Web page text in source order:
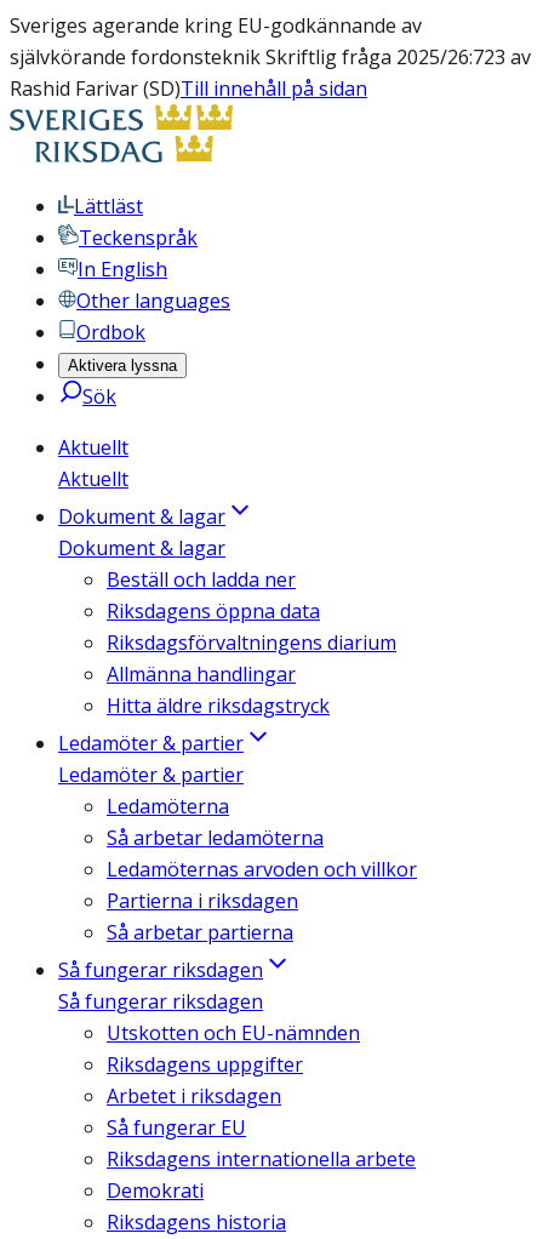
Sveriges agerande kring EU-godkännande av
självkörande fordonsteknik Skriftlig fråga 2025/26:723 av
Rashid Farivar (SD)Till innehåll på sidan
Lättläst
Teckenspråk
In English
Other languages
Ordbok
Aktivera lyssna
Sök
Aktuellt
Aktuellt
Dokument & lagar
Dokument & lagar
Beställ och ladda ner
Riksdagens öppna data
Riksdagsförvaltningens diarium
Allmänna handlingar
Hitta äldre riksdagstryck
Ledamöter & partier
Ledamöter & partier
Ledamöterna
Så arbetar ledamöterna
Ledamöternas arvoden och villkor
Partierna i riksdagen
Så arbetar partierna
Så fungerar riksdagen
Så fungerar riksdagen
Utskotten och EU-nämnden
Riksdagens uppgifter
Arbetet i riksdagen
Så fungerar EU
Riksdagens internationella arbete
Demokrati
Riksdagens historia